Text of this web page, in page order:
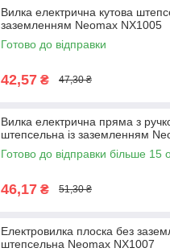
Вилка електрична кутова
заземленням Neomax NX1005
Готово до відправки
42,57 ₴ 47,30 ₴
Вилка електрична пряма з
штепсельна із заземленням
Готово до відправки більше 15
46,17 ₴ 51,30 ₴
Електровилка плоска без
штепсельна Neomax NX1007